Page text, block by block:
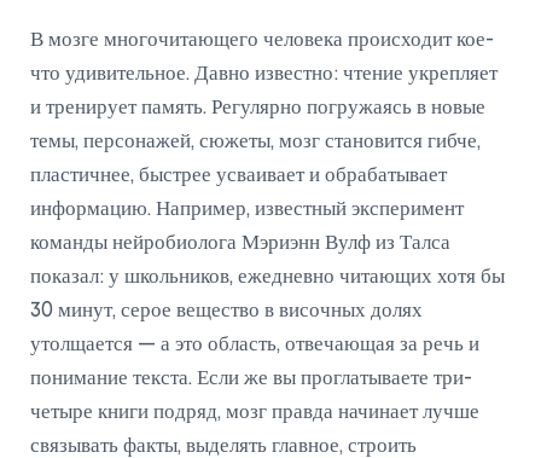
В мозге многочитающего человека происходит кое-
что удивительное. Давно известно: чтение укрепляет
и тренирует память. Регулярно погружаясь в новые
темы, персонажей, сюжеты, мозг становится гибче,
пластичнее, быстрее усваивает и обрабатывает
информацию. Например, известный эксперимент
команды нейробиолога Мэриэнн Вулф из Талса
показал: у школьников, ежедневно читающих хотя бы
30 минут, серое вещество в височных долях
утолщается — а это область, отвечающая за речь и
понимание текста. Если же вы проглатываете три-
четыре книги подряд, мозг правда начинает лучше
связывать факты, выделять главное, строить